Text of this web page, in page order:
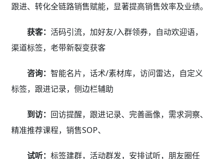
跟进、转化全链路销售赋能，显著提高销售效率及业绩。
获客： 活码引流，加好友/入群领券，自动欢迎语，
渠道标签，老带新裂变获客
咨询： 智能名片，话术/素材库，访问雷达，自定义
标签，跟进记录，侧边栏辅助
到访： 回访提醒，跟进记录、完善画像，需求洞察、
精准推荐课程，销售SOP、
试听： 标签建群，活动群发，安排试听，朋友圈任